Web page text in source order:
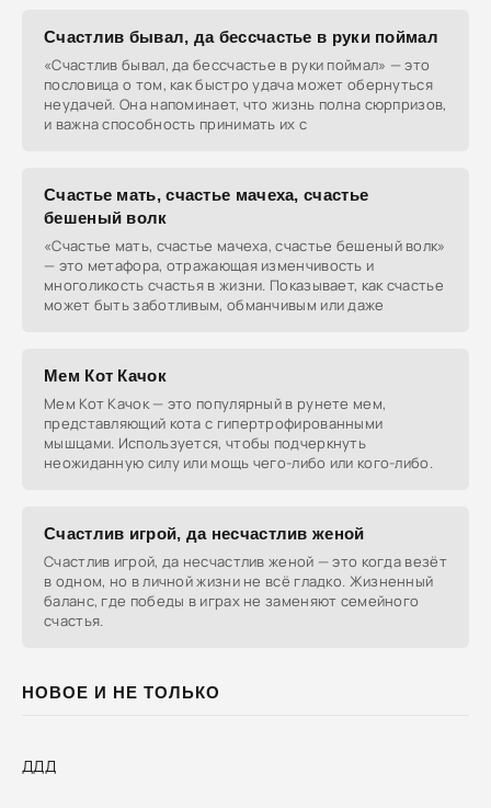
НОВОЕ И НЕ ТОЛЬКО
ДДД
Счастлив бывал, да бессчастье в руки поймал
«Счастлив бывал, да бессчастье в руки поймал» — это
пословица о том, как быстро удача может обернуться
неудачей. Она напоминает, что жизнь полна сюрпризов,
и важна способность принимать их с
Счастье мать, счастье мачеха, счастье
бешеный волк
«Счастье мать, счастье мачеха, счастье бешеный волк»
— это метафора, отражающая изменчивость и
многоликость счастья в жизни. Показывает, как счастье
может быть заботливым, обманчивым или даже
Мем Кот Качок
Мем Кот Качок — это популярный в рунете мем,
представляющий кота с гипертрофированными
мышцами. Используется, чтобы подчеркнуть
неожиданную силу или мощь чего-либо или кого-либо.
Счастлив игрой, да несчастлив женой
Счастлив игрой, да несчастлив женой — это когда везёт
в одном, но в личной жизни не всё гладко. Жизненный
баланс, где победы в играх не заменяют семейного
счастья.